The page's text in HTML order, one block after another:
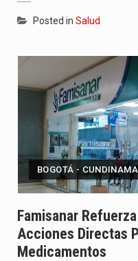
Posted in Salud
BOGOTÁ -
Famisanar
Acciones Directas
Medicamentos